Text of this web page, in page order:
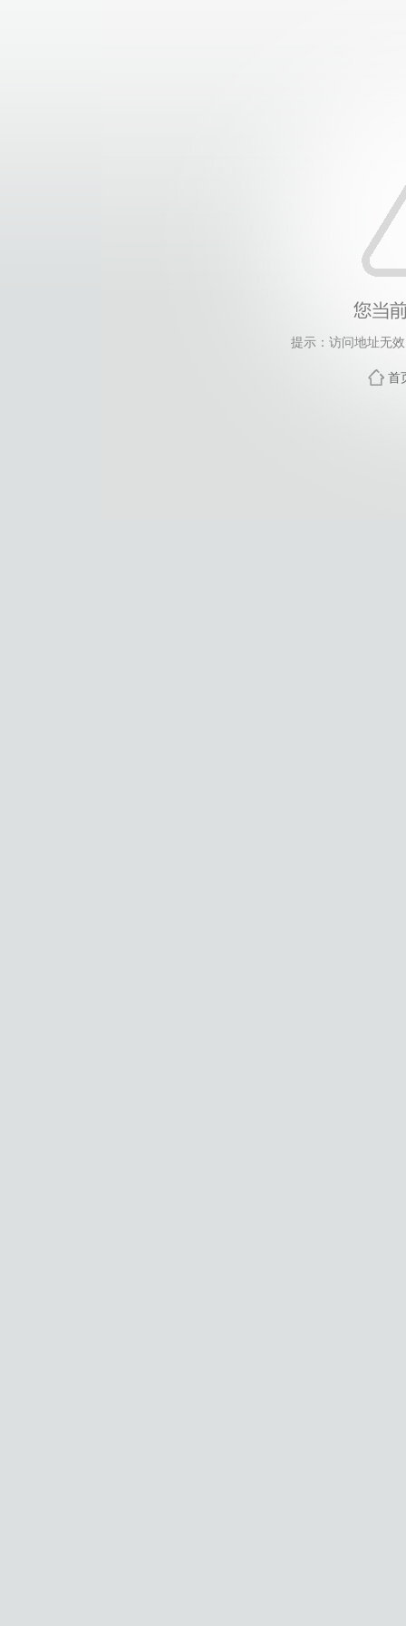
提示：访问地址无
首